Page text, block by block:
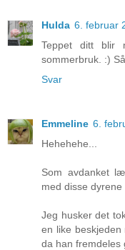
Hulda 6. februar
Teppet ditt blir
sommerbruk. :)
Svar
Emmeline 6.
Hehehehe...
Som avdanket
med disse dyrene
Jeg husker det
en like
da han fremdeles